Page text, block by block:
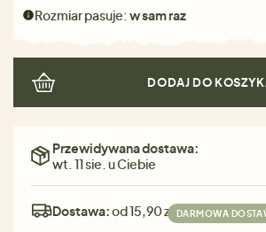
Rozmiar pasuje:w sam raz
DODAJ DO
Przewidywana dostawa:
wt. 11 sie. u Ciebie
Dostawa:od 15,90 zł DARMOWA